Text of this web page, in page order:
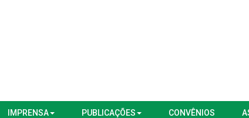
IMPRENSA PUBLICAÇÕES CONVÊNIOS